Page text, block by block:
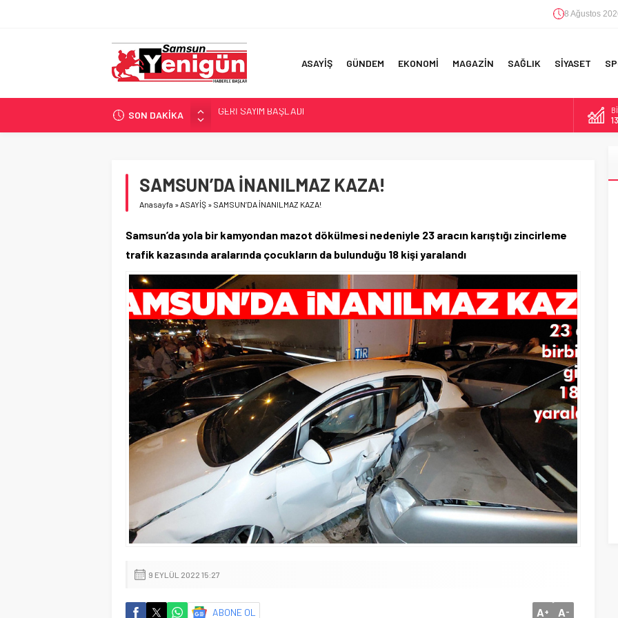
8 Ağustos
ASAYİŞ GÜNDEM EKONOMİ MAGAZİN SAĞLIK SİYASET
SON DAKİKA
SAMSUNSPOR’DA HEDEF 5’İNCİLİK!
‘BAFRA’YA YATIRIM YAPIN!’
YÖNETİCİ SEÇERKEN YAPILAN EN BÜYÜK HATALAR
GERİ SAYIM BAŞLADI
SAMSUN’DA İNANILMAZ KAZA!
Anasayfa »ASAYİŞ » SAMSUN’DA İNANILMAZ KAZA!
Samsun’da yola bir kamyondan mazot dökülmesi nedeniyle 23 aracın karıştığı zincirleme
trafik kazasında aralarında çocukların da bulunduğu 18 kişi yaralandı
9 EYLÜL 2022 15:27
ABONE OL A+ A-